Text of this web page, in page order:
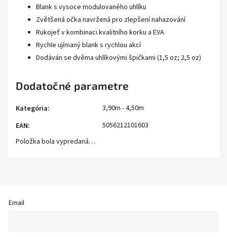
Blank s vysoce modulovaného uhlíku
Zvětšená očka navržená pro zlepšení nahazování
Rukojeť v kombinaci kvalitního korku a EVA
Rychle ujímaný blank s rychlou akcí
Dodáván se dvěma uhlíkovými špičkami (1,5 oz; 2,5 oz)
Dodatočné parametre
Kategória:
3,90m - 4,50m
EAN:
5056212101603
Položka bola vypredaná…
Email